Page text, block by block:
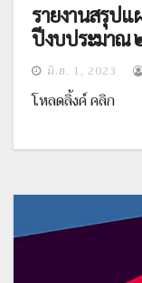
รายงานสรุป
ปีงบประมาณ
มิ.ย. 1, 2023
โหลดลิ้งค์ คลิก